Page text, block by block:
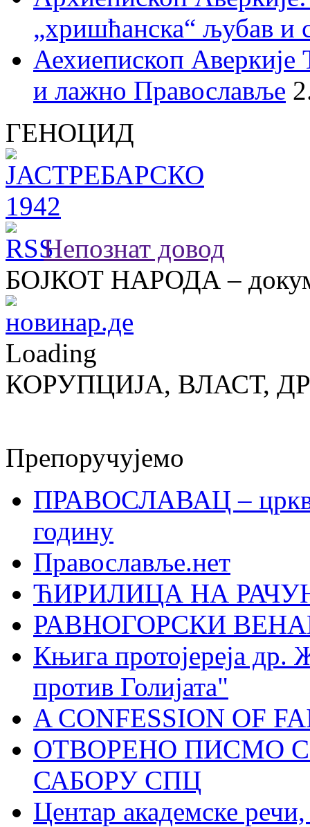
„хришћанска“ љубав и
Аехиепископ
и лажно Православље
ГЕНОЦИД
Непознат довод
БОЈКОТ НАРОДА –
Loading
КОРУПЦИЈА, ВЛАСТ,
Препоручујемо
ПРАВОСЛАВАЦ –
годину
Православље.нет
ЋИРИЛИЦА НА
РАВНОГОРСКИ
Књига протојереја др.
против Голијата"
A CONFESSION OF
ОТВОРЕНО ПИСМО
САБОРУ СПЦ
Центар академске